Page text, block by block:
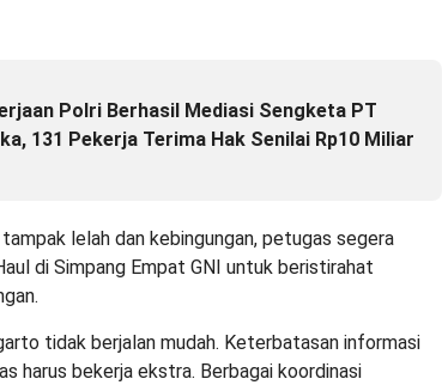
Polri Berhasil Mediasi Sengketa PT
131 Pekerja Terima Hak Senilai Rp10 Miliar
lelah dan kebingungan, petugas segera
di Simpang Empat GNI untuk beristirahat
tidak berjalan mudah. Keterbatasan informasi
harus bekerja ekstra. Berbagai koordinasi